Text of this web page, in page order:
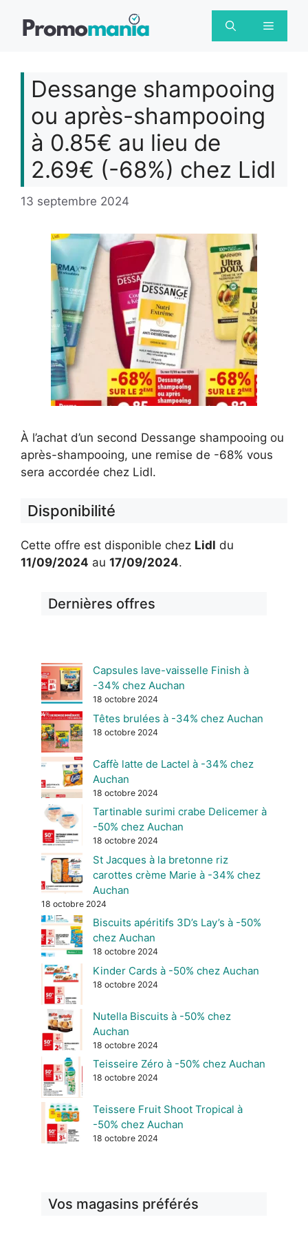
Menu
Dessange shampooing
ou après-shampooing
à 0.85€ au lieu de
2.69€ (-68%) chez Lidl
13 septembre 2024
À l’achat d’un second Dessange shampooing ou
après-shampooing, une remise de -68% vous
sera accordée chez Lidl.
Disponibilité
Cette offre est disponible chez Lidl du
11/09/2024 au 17/09/2024.
Dernières offres
Capsules lave-vaisselle Finish à
-34% chez Auchan
18 octobre 2024
Têtes brulées à -34% chez Auchan
18 octobre 2024
Caffè latte de Lactel à -34% chez
Auchan
18 octobre 2024
Tartinable surimi crabe Delicemer à
-50% chez Auchan
18 octobre 2024
St Jacques à la bretonne riz
carottes crème Marie à -34% chez
Auchan
18 octobre 2024
Biscuits apéritifs 3D’s Lay’s à -50%
chez Auchan
18 octobre 2024
Kinder Cards à -50% chez Auchan
18 octobre 2024
Nutella Biscuits à -50% chez
Auchan
18 octobre 2024
Teisseire Zéro à -50% chez Auchan
18 octobre 2024
Teissere Fruit Shoot Tropical à
-50% chez Auchan
18 octobre 2024
Vos magasins préférés